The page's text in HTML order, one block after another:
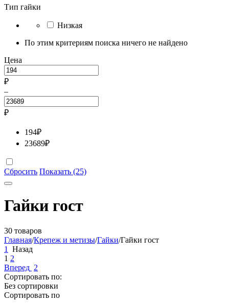
Тип гайки
Низкая
По этим критериям поиска ничего не найдено
Цена
₽
–
₽
194₽
23689₽
Сбросить Показать (25)
Гайки гост
30 товаров
Главная/Крепеж и метизы/Гайки/Гайки гост
1
Назад
1 2
Вперед 2
Сортировать по:
Без сортировки
Сортировать по